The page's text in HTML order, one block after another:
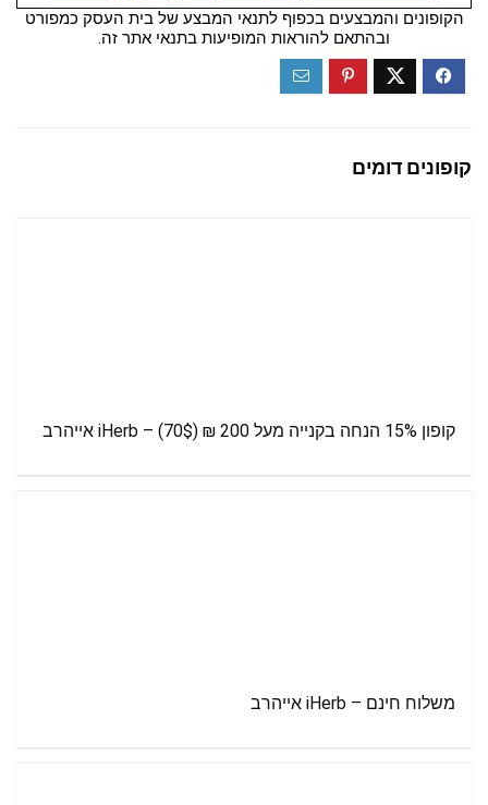
הקופונים והמבצעים בכפוף לתנאי המבצע של בית העסק כמפורט
ובהתאם להוראות המופיעות בתנאי אתר זה.
קופונים דומים
קופון 15% הנחה בקנייה מעל 200 ₪ (70$) – iHerb אייהרב
משלוח חינם – iHerb אייהרב